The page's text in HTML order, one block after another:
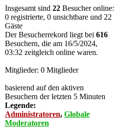
Insgesamt sind 22 Besucher online:
0 registrierte, 0 unsichtbare und 22
Gäste
Der Besucherrekord liegt bei 616
Besuchern, die am 16/5/2024,
03:32 zeitgleich online waren.
Mitglieder: 0 Mitglieder
basierend auf den aktiven
Besuchern der letzten 5 Minuten
Legende:
Administratoren, Globale
Moderatoren